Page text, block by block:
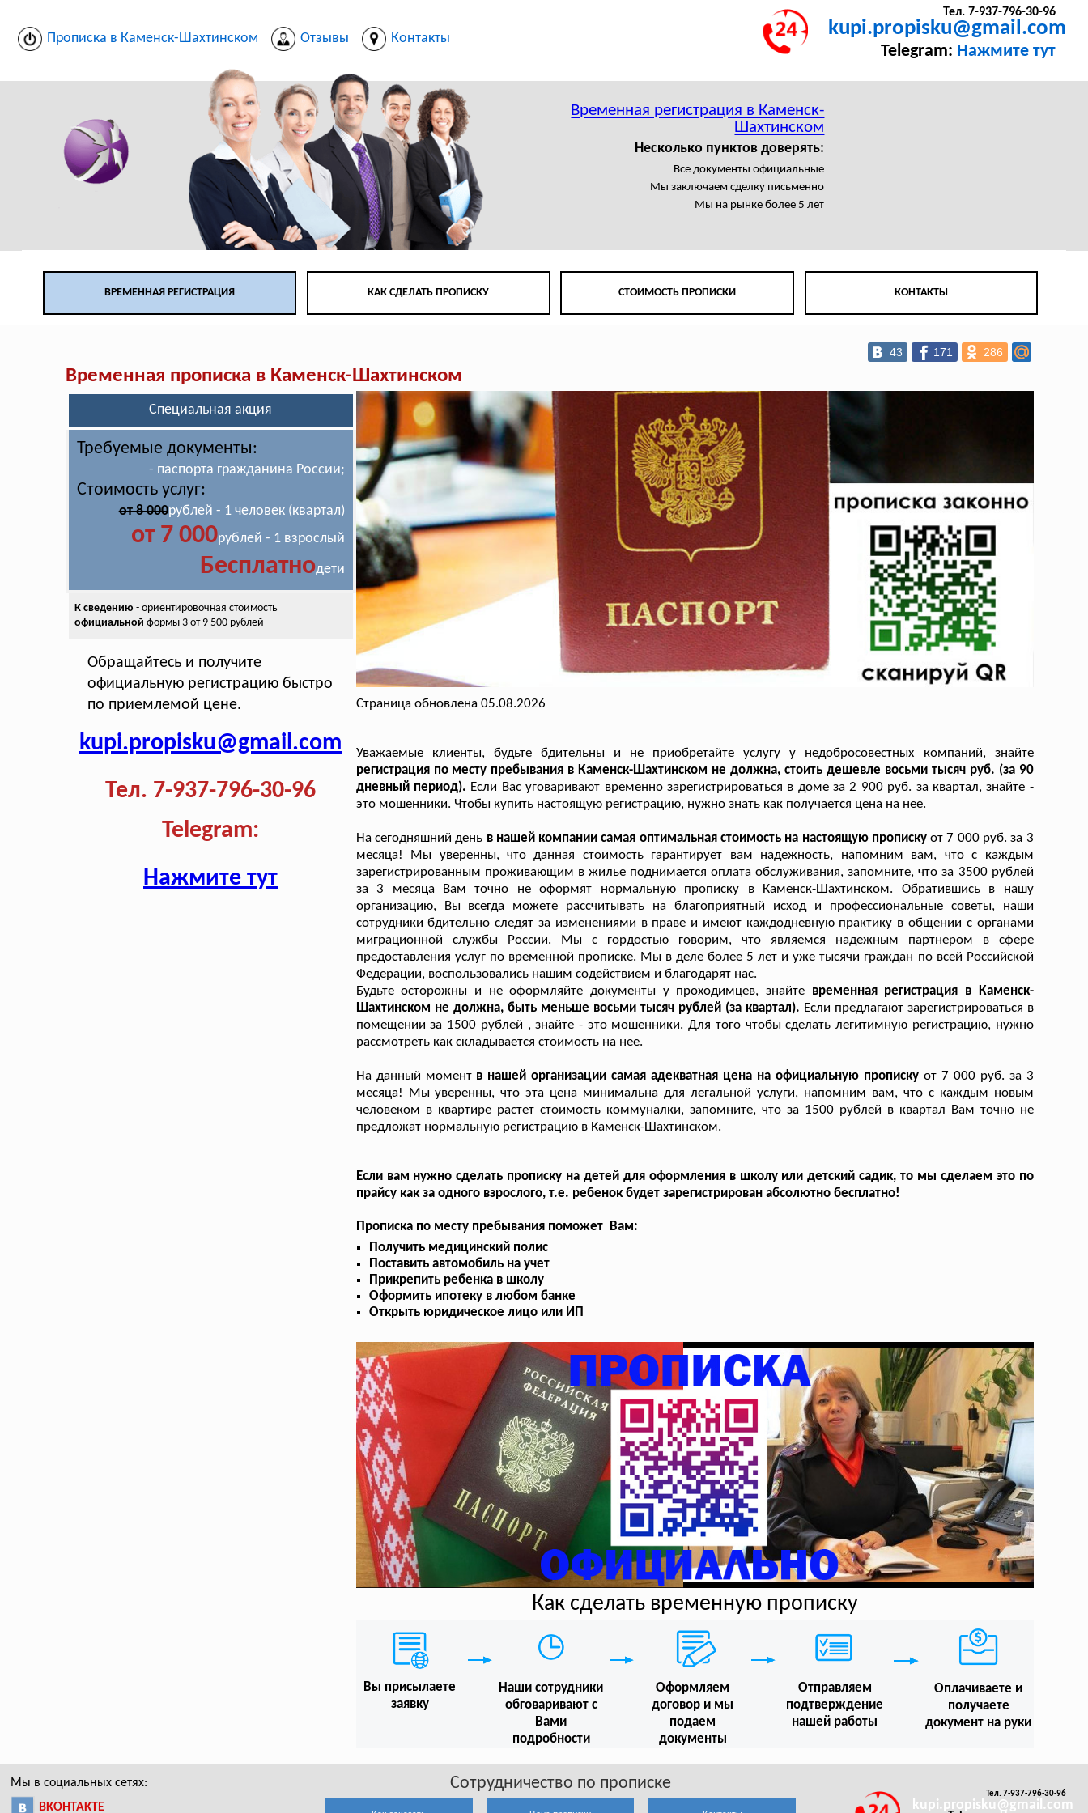
Прописка в Каменск-Шахтинском Отзывы Контакты
Тел. 7-937-796-30-96
kupi.propisku@gmail.com
Telegram: Нажмите тут
Временная регистрация в Каменск-
Шахтинском
Несколько пунктов доверять:
Все документы официальные
Мы заключаем сделку письменно
Мы на рынке более 5 лет
ВРЕМЕННАЯ РЕГИСТРАЦИЯ КАК СДЕЛАТЬ ПРОПИСКУ СТОИМОСТЬ ПРОПИСКИ КОНТАКТЫ
43 171 286
Временная прописка в Каменск-Шахтинском
Специальная акция
Требуемые документы:
- паспорта гражданина России;
Стоимость услуг:
от 8 000рублей - 1 человек (квартал)
от 7 000рублей - 1 взрослый
Бесплатнодети
К сведению - ориентировочная стоимость
официальной формы 3 от 9 500 рублей
Обращайтесь и получите
официальную регистрацию быстро
по приемлемой цене.
kupi.propisku@gmail.com
Тел. 7-937-796-30-96
Telegram:
Нажмите тут
Страница обновлена 05.08.2026
Уважаемые клиенты, будьте бдительны и не приобретайте услугу у недобросовестных компаний, знайте
регистрация по месту пребывания в Каменск-Шахтинском не должна, стоить дешевле восьми тысяч руб. (за 90
дневный период). Если Вас уговаривают временно зарегистрироваться в доме за 2 900 руб. за квартал, знайте -
это мошенники. Чтобы купить настоящую регистрацию, нужно знать как получается цена на нее.
На сегодняшний день в нашей компании самая оптимальная стоимость на настоящую пропискуот 7 000 руб. за 3
месяца! Мы уверенны, что данная стоимость гарантирует вам надежность, напомним вам, что с каждым
зарегистрированным проживающим в жилье поднимается оплата обслуживания, запомните, что за 3500 рублей
за 3 месяца Вам точно не оформят нормальную прописку в Каменск-Шахтинском. Обратившись в нашу
организацию, Вы всегда можете рассчитывать на благоприятный исход и профессиональные советы, наши
сотрудники бдительно следят за изменениями в праве и имеют каждодневную практику в общении с органами
миграционной службы России. Мы с гордостью говорим, что являемся надежным партнером в сфере
предоставления услуг по временной прописке. Мы в деле более 5 лет и уже тысячи граждан по всей Российской
Федерации, воспользовались нашим содействием и благодарят нас.
Будьте осторожны и не оформляйте документы у проходимцев, знайте временная регистрация в Каменск-
Шахтинском не должна, быть меньше восьми тысяч рублей (за квартал). Если предлагают зарегистрироваться в
помещении за 1500 рублей , знайте - это мошенники. Для того чтобы сделать легитимную регистрацию, нужно
рассмотреть как складывается стоимость на нее.
На данный моментв нашей организации самая адекватная цена на официальную прописку от 7 000 руб. за 3
месяца! Мы уверенны, что эта цена минимальна для легальной услуги, напомним вам, что с каждым новым
человеком в квартире растет стоимость коммуналки, запомните, что за 1500 рублей в квартал Вам точно не
предложат нормальную регистрацию в Каменск-Шахтинском.
Если вам нужно сделать прописку на детей для оформления в школу или детский садик, то мы сделаем это по
прайсу как за одного взрослого, т.е. ребенок будет зарегистрирован абсолютно бесплатно!
Прописка по месту пребывания поможет Вам:
Получить медицинский полис
Поставить автомобиль на учет
Прикрепить ребенка в школу
Оформить ипотеку в любом банке
Открыть юридическое лицо или ИП
Как сделать временную прописку
Вы присылаете
заявку
Наши сотрудники
обговаривают с
Вами
подробности
Оформляем
договор и мы
подаем
документы
Отправляем
подтверждение
нашей работы
Оплачиваете и
получаете
документ на руки
Мы в социальных сетях:
ВКОНТАКТЕ
Сотрудничество по прописке
Тел. 7-937-796-30-96
kupi.propisku@gmail.com